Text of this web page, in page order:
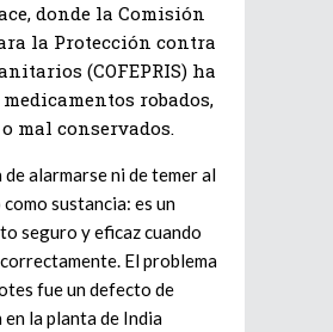
donde la Comisión
la Protección contra
(COFEPRIS) ha
robados,
mal conservados.
alarmarse ni de temer al
sustancia: es un
seguro y eficaz cuando
El problema
fue un defecto de
la planta de India